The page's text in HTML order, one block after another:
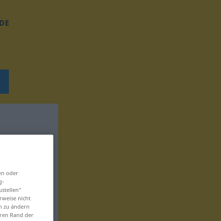
DE
oder
nicht
zu ändern
Rand der